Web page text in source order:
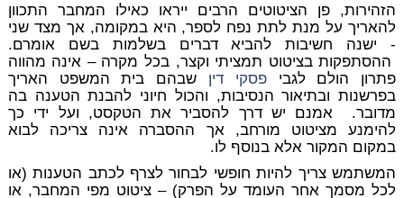
הזהירות, פן הציטוטים הרבים ייראו כאילו המחבר התכוון
להאריך על מנת לתת נפח לספר, היא במקומה, אך מצד שני
- ישנה חשיבות להביא דברים בשלמות בשם אומרם.
ההסתפקות בציטוט תמציתי וקצר, בכל מקרה – אינה מהווה
פתרון הולם לגביפסקי דין שבהם בית המשפט האריך
בפרשנות ובתיאור הנסיבות, והכול חיוני להבנת הטענה בה
מדובר. אמנם יש דרך להסביר את הטקסט, ועל ידי כך
להימנע מציטוט מורחב, אך ההסברה אינה צריכה לבוא
במקום המקור אלא בנוסף לו.
המשתמש צריך להיות חופשי לבחור לצרף לכתב הטענות (או
לכל מסמך אחר העומד על הפרק) – ציטוט מפי המחבר, או